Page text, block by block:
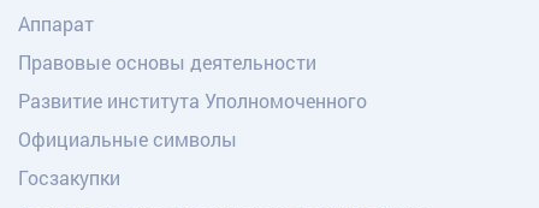
Аппарат
Правовые основы деятельности
Развитие института Уполномоченного
Официальные символы
Госзакупки